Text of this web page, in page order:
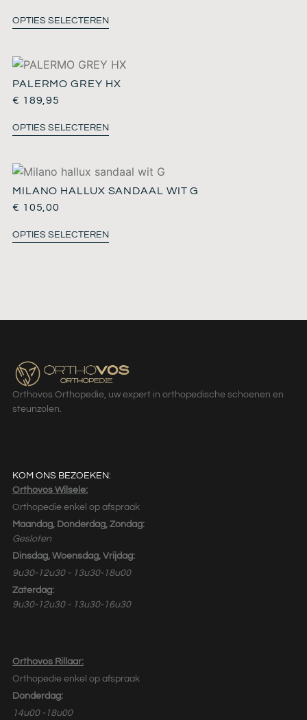
OPTIES SELECTEREN
PALERMO GREY HX
€ 189,95
OPTIES SELECTEREN
MILANO HALLUX SANDAAL WIT G
€ 105,00
OPTIES SELECTEREN
Orthovos Orthopedie, uw expert in orthopedische schoenen en
steunzolen.
KOM ONS BEZOEKEN:
Orthovos Wilsele:
Orthopedie enkel op afspraak
Maandag, Donderdag, Zondag:
Gesloten
Dinsdag, Woensdag, Vrijdag:
9u30-12u30 - 13u30-18u00
Zaterdag:
9u30-12u30 - 13u30-16u30
Orthovos Rillaar:
Orthopedie enkel op afspraak
Donderdag:
14u00 -18u00